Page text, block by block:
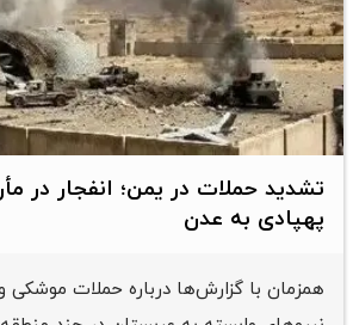
تشدید حملات در یمن؛ انفجار در
پهپادی به عدن
همزمان با گزارش‌ها درباره حملات موشکی